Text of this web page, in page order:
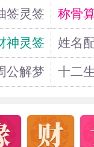
肖之一，命理学上说
之不利，若诚心祈佑
岁末、新年初，可前
，祈愿一年平安如
签灵签 称骨
神灵签 姓名
公解梦 十二